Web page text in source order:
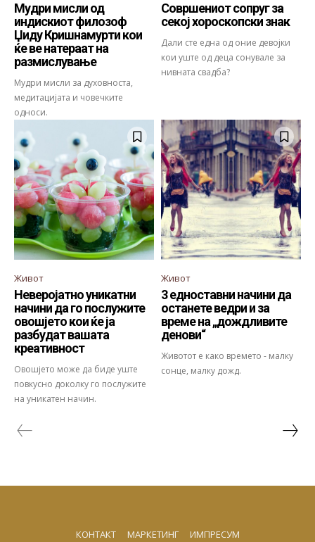
Мудри мисли од
индискиот филозоф
Џиду Кришнамурти кои
ќе ве натераат на
размислување
Мудри мисли за духовноста,
медитацијата и човечките
односи.
Совршениот сопруг за
секој хороскопски знак
Дали сте една од оние девојки
кои уште од деца сонувале за
нивната свадба?
Живот
Неверојатно уникатни
начини да го послужите
овошјето кои ќе ја
разбудат вашата
креативност
Овошјето може да биде уште
повкусно доколку го послужите
на уникатен начин.
Живот
3 едноставни начини да
останете ведри и за
време на „дождливите
денови“
Животот е како времето - малку
сонце, малку дожд.
КОНТАКТ МАРКЕТИНГ ИМПРЕСУМ